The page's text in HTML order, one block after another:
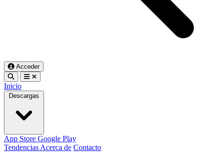
Acceder
Inicio
Descargas
App Store Google Play
Tendencias Acerca de Contacto